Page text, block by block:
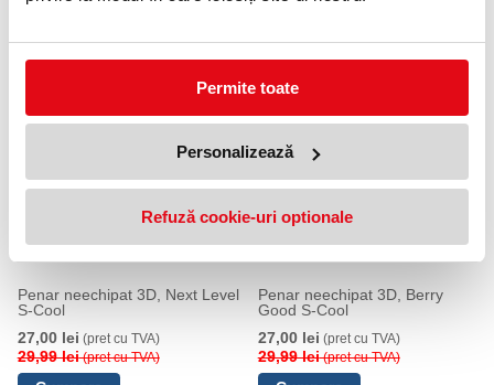
Permite toate
Personalizează
Refuză cookie-uri optionale
29,99 lei(pret cu TVA)
(pret cu TVA)
10 %
Penar neechipat 3D, Next Level
S-Cool
27,00 lei (pret cu TVA)
29,99 lei(pret cu TVA)
10 %
Penar neechipat 3D, Berry
Good S-Cool
27,00 lei (pret cu TVA)
29,99 lei(pret cu TVA)